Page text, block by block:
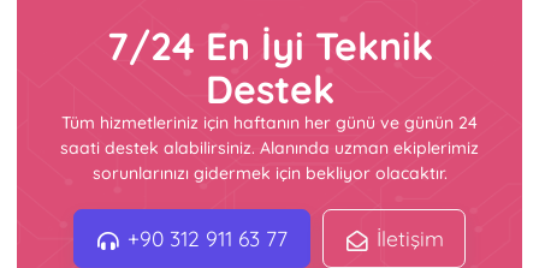
7/24 En İyi Teknik
Destek
Tüm hizmetleriniz için haftanın her günü ve günün 24
saati destek alabilirsiniz. Alanında uzman ekiplerimiz
sorunlarınızı gidermek için bekliyor olacaktır.
+90 312 911 63 77 İletişim